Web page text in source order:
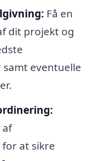
Få en
dit projekt og
eventuelle
at sikre